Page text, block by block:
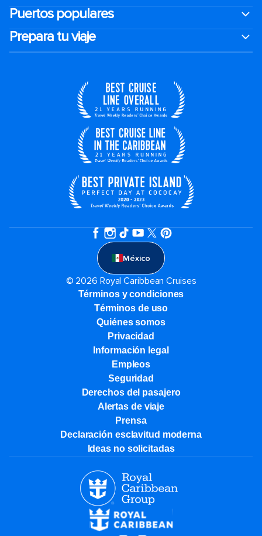
Puertos populares
Prepara tu viaje
México
© 2026 Royal Caribbean Cruises
Términos y condiciones
Términos de uso
Quiénes somos
Privacidad
Información legal
Empleos
Seguridad
Derechos del pasajero
Alertas de viaje
Prensa
Declaración esclavitud moderna
Ideas no solicitadas